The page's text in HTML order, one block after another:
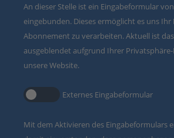
An dieser Stelle ist ein Eingabeformular
eingebunden. Dieses ermöglicht es uns
Abonnement zu verarbeiten. Aktuell ist
ausgeblendet aufgrund Ihrer
unsere Website.
Externes Eingabeformular
Mit dem Aktivieren des Eingabeformulars